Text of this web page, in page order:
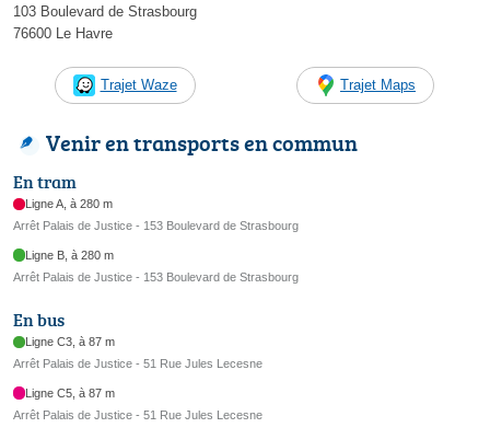
103 Boulevard de Strasbourg
76600 Le Havre
Trajet Waze Trajet Maps
Venir en transports en commun
En tram
Ligne A, à 280 m
Arrêt Palais de Justice - 153 Boulevard de Strasbourg
Ligne B, à 280 m
Arrêt Palais de Justice - 153 Boulevard de Strasbourg
En bus
Ligne C3, à 87 m
Arrêt Palais de Justice - 51 Rue Jules Lecesne
Ligne C5, à 87 m
Arrêt Palais de Justice - 51 Rue Jules Lecesne